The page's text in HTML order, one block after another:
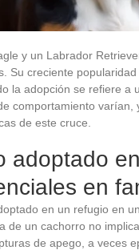
y un Labrador
Su creciente
la adopción se refiere a
comportamiento
de este cruce.
adoptado
en
en un refugio en
de un cachorro no
de apego, a veces